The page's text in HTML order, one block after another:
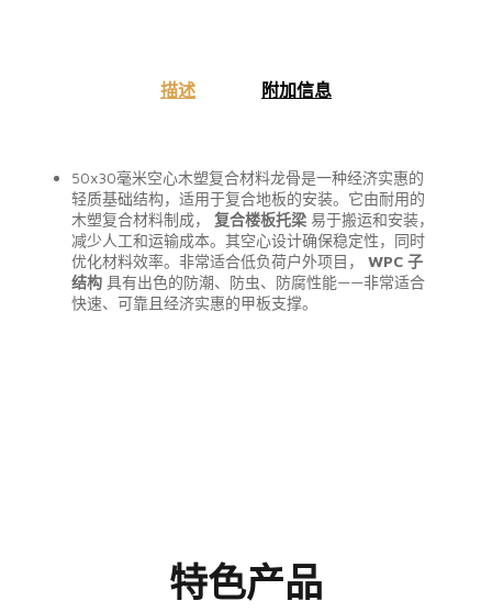
描述 附加信息
50x30毫米空心木塑复合材料龙骨是一种经济实惠的
轻质基础结构，适用于复合地板的安装。它由耐用的
木塑复合材料制成， 复合楼板托梁 易于搬运和安装，
减少人工和运输成本。其空心设计确保稳定性，同时
优化材料效率。非常适合低负荷户外项目， WPC 子
结构 具有出色的防潮、防虫、防腐性能——非常适合
快速、可靠且经济实惠的甲板支撑。
特色产品